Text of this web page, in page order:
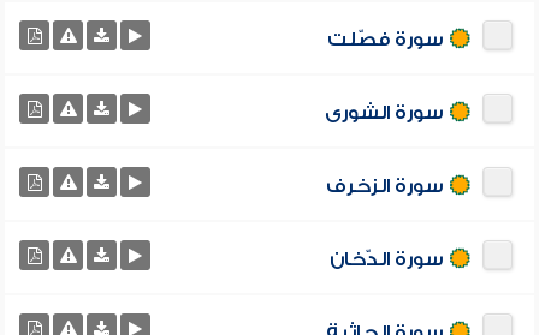
سورة فصّلت
سورة الشورى
سورة الزخرف
سورة الدّخان